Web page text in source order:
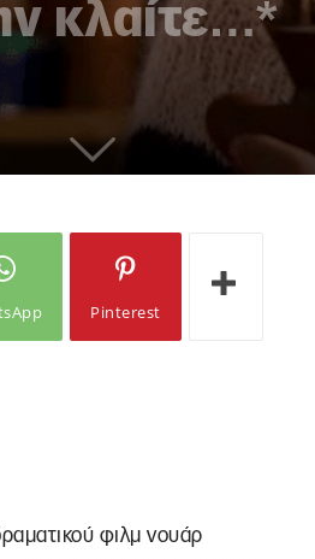
κλαίτε…*
Pinterest
φιλμ νουάρ